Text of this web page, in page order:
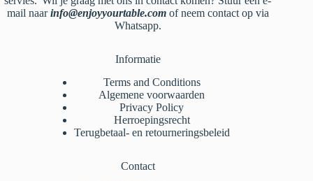
mail naarinfo@enjoyyourtable.comof neem contact op via
Whatsapp.
Informatie
Terms and Conditions
Algemene voorwaarden
Privacy Policy
Herroepingsrecht
Terugbetaal- en retourneringsbeleid
Contact